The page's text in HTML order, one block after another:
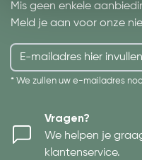
Mis geen enkele
Meld je aan voor onze
* We zullen uw e-mailadres
Vragen?
We helpen je
klantenservice.